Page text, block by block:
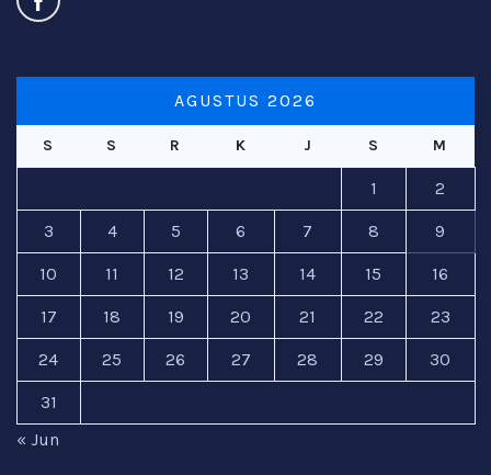
AGUSTUS 2026
S S R K J S M
1 2
3 4 5 6 7 8 9
10 11 12 13 14 15 16
17 18 19 20 21 22 23
24 25 26 27 28 29 30
31
« Jun